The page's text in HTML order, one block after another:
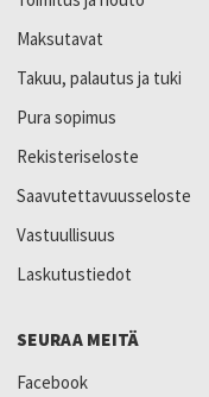
Maksutavat
Takuu, palautus ja tuki
Pura sopimus
Rekisteriseloste
Saavutettavuusseloste
Vastuullisuus
Laskutustiedot
SEURAA MEITÄ
Facebook